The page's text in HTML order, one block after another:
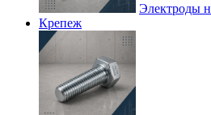
Электроды
Крепеж